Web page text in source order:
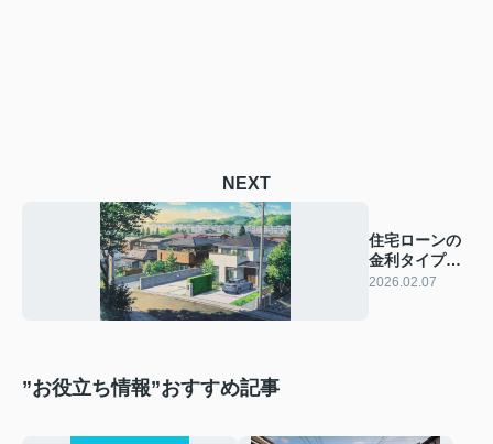
NEXT
住宅ローンの
金利タイプど
う選ぶ？選び
2026.02.07
”お役立ち情報”おすすめ記事